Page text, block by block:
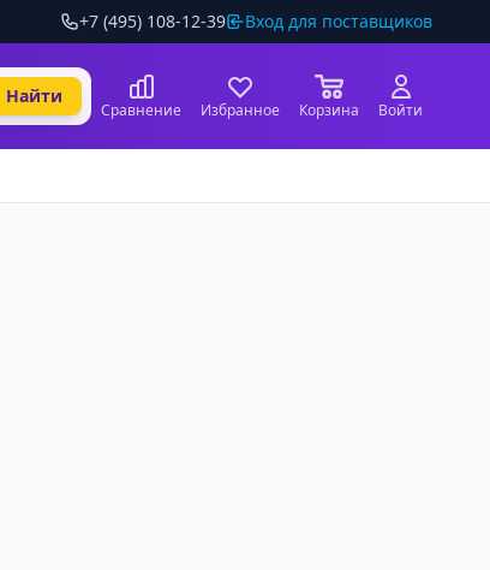
+7 (495) 108-12-39 Вход для поставщиков
Найти
Сравнение Избранное Корзина Войти